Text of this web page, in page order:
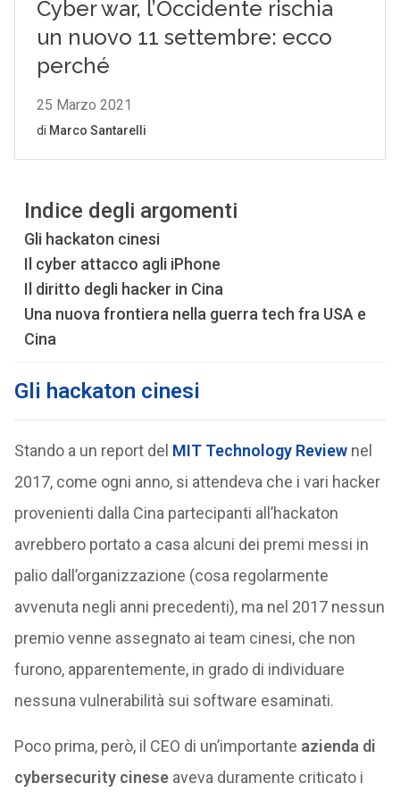
Indice degli argomenti
Gli hackaton cinesi
Il cyber attacco agli iPhone
Il diritto degli hacker in Cina
Una nuova frontiera nella guerra tech fra USA e
Cina
Gli hackaton cinesi
Stando a un report del MIT Technology Reviewnel
2017, come ogni anno, si attendeva che i vari hacker
provenienti dalla Cina partecipanti all’hackaton
avrebbero portato a casa alcuni dei premi messi in
palio dall’organizzazione (cosa regolarmente
avvenuta negli anni precedenti), ma nel 2017 nessun
premio venne assegnato ai team cinesi, che non
furono, apparentemente, in grado di individuare
nessuna vulnerabilità sui software esaminati.
Poco prima, però, il CEO di un’importante azienda di
cybersecurity cineseaveva duramente criticato i